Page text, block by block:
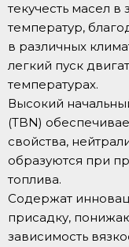
текучесть масел в
температур,
в различных
легкий пуск
температурах.
Высокий
(TBN)
свойства,
образуются при
топлива.
Содержат
присадку,
зависимость